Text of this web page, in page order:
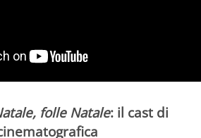
folle Natale: il cast di